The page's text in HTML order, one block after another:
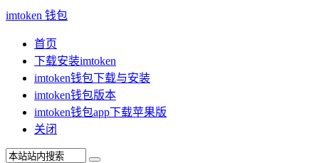
imtoken 钱包
首页
下载安装imtoken
imtoken钱包下载与安装
imtoken钱包版本
imtoken钱包app下载苹果版
关闭